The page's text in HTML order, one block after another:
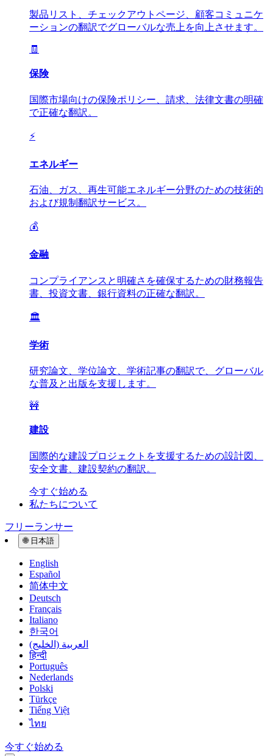
製品リスト、チェックアウトページ、顧客コミュニケ
ーションの翻訳でグローバルな売上を向上させます。
🧾
保険
国際市場向けの保険ポリシー、請求、法律文書の明確
で正確な翻訳。
⚡
エネルギー
石油、ガス、再生可能エネルギー分野のための技術的
および規制翻訳サービス。
💰
金融
コンプライアンスと明確さを確保するための財務報告
書、投資文書、銀行資料の正確な翻訳。
🏛️
学術
研究論文、学位論文、学術記事の翻訳で、グローバル
な普及と出版を支援します。
🚧
建設
国際的な建設プロジェクトを支援するための設計図、
安全文書、建設契約の翻訳。
今すぐ始める
私たちについて
フリーランサー
🌐 日本語
English
Español
简体中文
Deutsch
Français
Italiano
한국어
العربية (الخليج)
हिन्दी
Português
Nederlands
Polski
Türkçe
Tiếng Việt
ไทย
今すぐ始める